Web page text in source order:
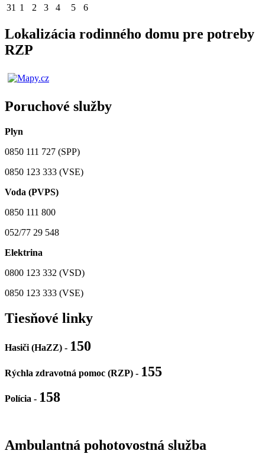
31 1 2 3 4 5 6
Lokalizácia rodinného domu pre potreby
RZP
Poruchové služby
Plyn
0850 111 727 (SPP)
0850 123 333 (VSE)
Voda (PVPS)
0850 111 800
052/77 29 548
Elektrina
0800 123 332 (VSD)
0850 123 333 (VSE)
Tiesňové linky
Hasiči (HaZZ) - 150
Rýchla zdravotná pomoc (RZP) - 155
Polícia - 158
Ambulantná pohotovostná služba